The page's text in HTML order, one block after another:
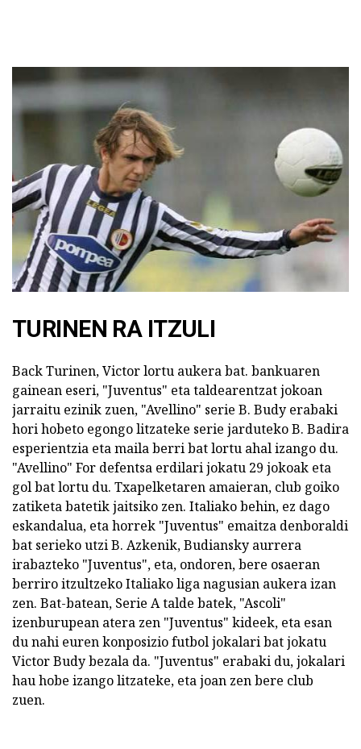
TURINEN RA ITZULI
Back Turinen, Victor lortu aukera bat. bankuaren
gainean eseri, "Juventus" eta taldearentzat jokoan
jarraitu ezinik zuen, "Avellino" serie B. Budy erabaki
hori hobeto egongo litzateke serie jarduteko B. Badira
esperientzia eta maila berri bat lortu ahal izango du.
"Avellino" For defentsa erdilari jokatu 29 jokoak eta
gol bat lortu du. Txapelketaren amaieran, club goiko
zatiketa batetik jaitsiko zen. Italiako behin, ez dago
eskandalua, eta horrek "Juventus" emaitza denboraldi
bat serieko utzi B. Azkenik, Budiansky aurrera
irabazteko "Juventus", eta, ondoren, bere osaeran
berriro itzultzeko Italiako liga nagusian aukera izan
zen. Bat-batean, Serie A talde batek, "Ascoli"
izenburupean atera zen "Juventus" kideek, eta esan
du nahi euren konposizio futbol jokalari bat jokatu
Victor Budy bezala da. "Juventus" erabaki du, jokalari
hau hobe izango litzateke, eta joan zen bere club
zuen.